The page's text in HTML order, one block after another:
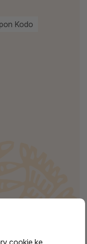
Kodo
cookie ke